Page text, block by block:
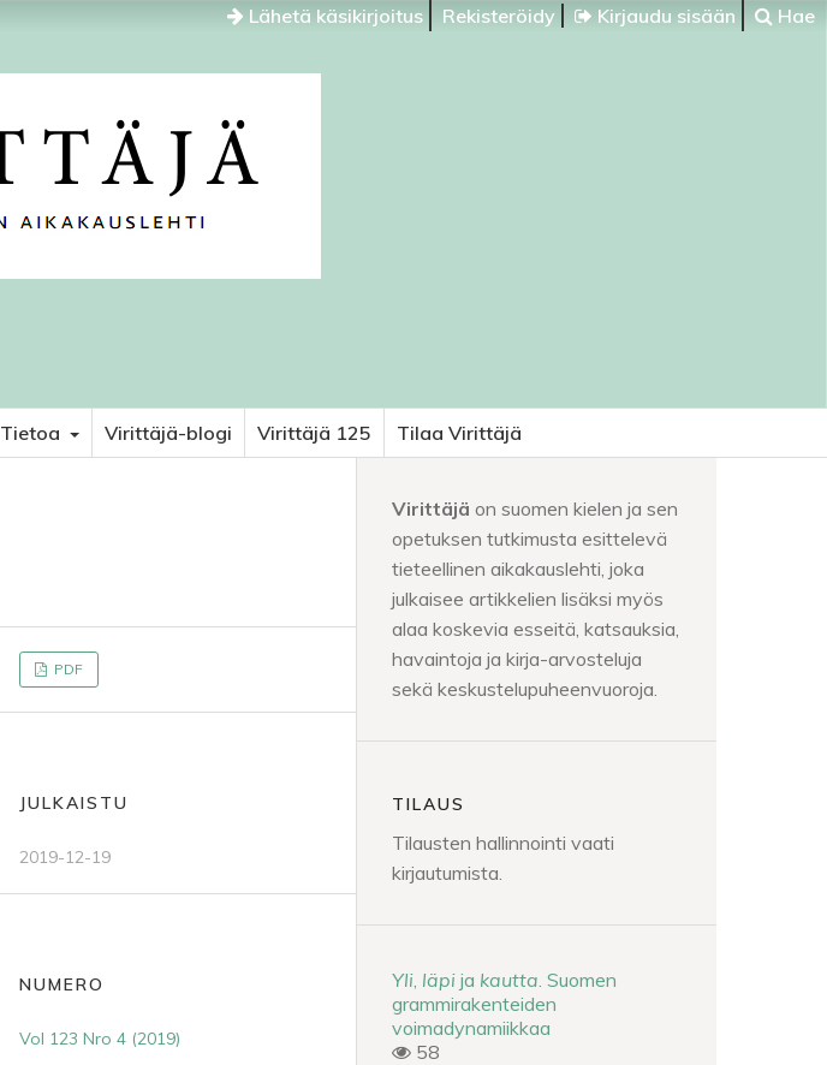
Lähetä käsikirjoitus Rekisteröidy Kirjaudu sisään Hae
Tietoa Virittäjä-blogi Virittäjä 125 Tilaa Virittäjä
PDF
JULKAISTU
2019-12-19
NUMERO
Vol 123 Nro 4 (2019)
Virittäjä on suomen kielen ja sen
opetuksen tutkimusta esittelevä
tieteellinen aikakauslehti, joka
julkaisee artikkelien lisäksi myös
alaa koskevia esseitä, katsauksia,
havaintoja ja kirja-arvosteluja
sekä keskustelupuheenvuoroja.
TILAUS
Tilausten hallinnointi vaati
kirjautumista.
Yli läpi ja kautta . Suomen
grammirakenteiden
voimadynamiikkaa
58